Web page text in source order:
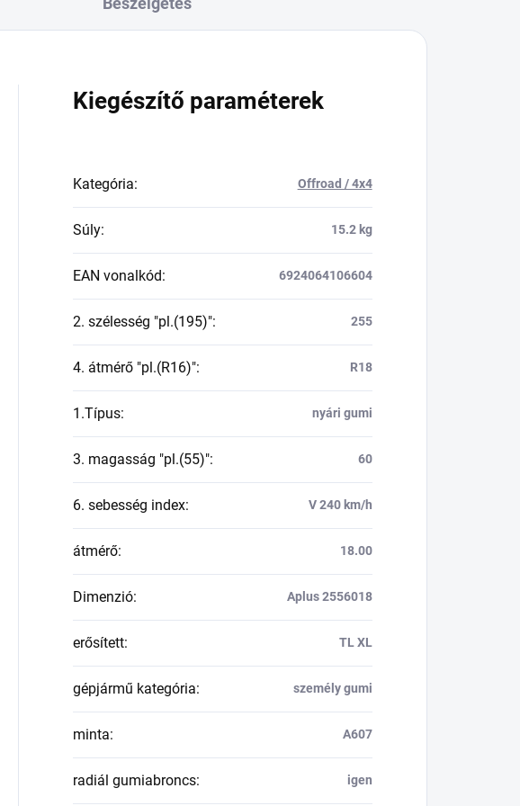
Kiegészítő paraméterek
Kategória: Offroad / 4x4
Súly: 15.2 kg
EAN vonalkód: 6924064106604
2. szélesség "pl.(195)": 255
4. átmérő "pl.(R16)": R18
1.Típus: nyári gumi
3. magasság "pl.(55)": 60
6. sebesség index: V 240 km/h
átmérő: 18.00
Dimenzió: Aplus 2556018
erősített: TL XL
gépjármű kategória: személy gumi
minta: A607
radiál gumiabroncs: igen